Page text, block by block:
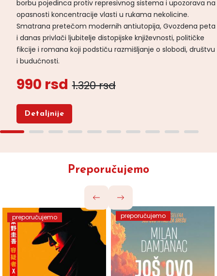
borbu pojedinca protiv represivnog sistema i upozorava na
opasnosti koncentracije vlasti u rukama nekolicine.
Smatrana pretečom modernih antiutopija, Gvozdena peta
i danas privlači ljubitelje distopijske književnosti, političke
fikcije i romana koji podstiču razmišljanje o slobodi, društvu
i budućnosti.
990 rsd 1.320 rsd
Detaljnije
Preporučujemo
preporučujemo preporučujemo